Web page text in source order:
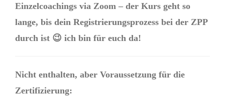
Einzelcoachings via Zoom – der Kurs geht so
lange, bis dein Registrierungsprozess bei der ZPP
durch ist 😉 ich bin für euch da!
Nicht enthalten, aber Voraussetzung für die
Zertifizierung: